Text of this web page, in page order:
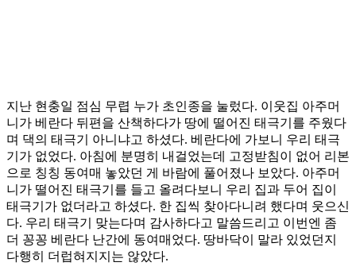
지난 현충일 점심 무렵 누가 초인종을 눌렀다. 이웃집 아주머
니가 베란다 뒤편을 산책하다가 땅에 떨어진 태극기를 주웠다
며 댁의 태극기 아니냐고 하셨다. 베란다에 가보니 우리 태극
기가 없었다. 아침에 분명히 내걸었는데 고정받침이 없어 리본
으로 칭칭 동여매 놓았던 게 바람에 풀어졌나 보았다. 아주머
니가 떨어진 태극기를 들고 올려다보니 우리 집과 두어 집이
태극기가 없더라고 하셨다. 한 집씩 찾아다니려 했다며 웃으신
다. 우리 태극기 맞는다며 감사하다고 말씀드리고 이번엔 좀
더 꽁꽁 베란다 난간에 동여매었다. 땅바닥이 말라 있었던지
다행히 더럽혀지지는 않았다.